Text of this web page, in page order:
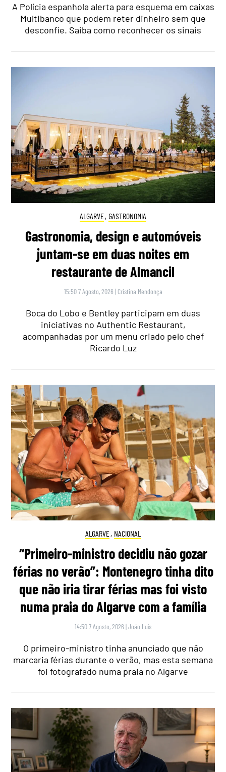
A Polícia espanhola alerta para esquema em caixas
Multibanco que podem reter dinheiro sem que
desconfie. Saiba como reconhecer os sinais
ALGARVE, GASTRONOMIA
Gastronomia, design e automóveis
juntam-se em duas noites em
restaurante de Almancil
15:50 7 Agosto, 2026 | Cristina Mendonça
Boca do Lobo e Bentley participam em duas
iniciativas no Authentic Restaurant,
acompanhadas por um menu criado pelo chef
Ricardo Luz
ALGARVE, NACIONAL
“Primeiro-ministro decidiu não gozar
férias no verão”: Montenegro tinha dito
que não iria tirar férias mas foi visto
numa praia do Algarve com a família
14:50 7 Agosto, 2026 |João Luís
O primeiro-ministro tinha anunciado que não
marcaria férias durante o verão, mas esta semana
foi fotografado numa praia no Algarve